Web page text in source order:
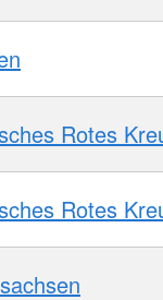
Rotes
Rotes